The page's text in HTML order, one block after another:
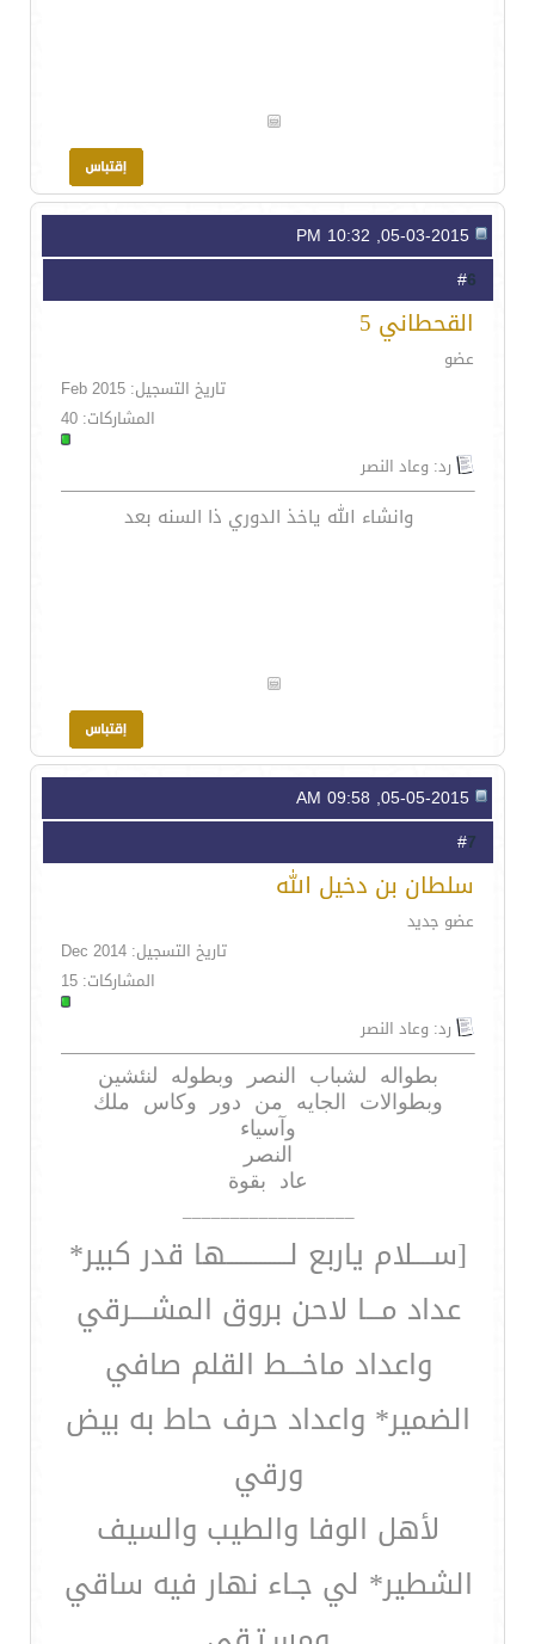
6
القحطاني 5
عضو
تاريخ التسجيل: Feb 2015
المشاركات: 40
رد: وعاد النصر
وانشاء الله ياخذ الدوري ذا السنه بعد
7
سلطان بن دخيل الله
عضو جديد
تاريخ التسجيل: Dec 2014
المشاركات: 15
رد: وعاد النصر
بطواله لشباب النصر وبطوله لنئشين
وبطوالات الجايه من دور وكاس ملك
وآسياء
النصر
عاد بقوة
__________________
[ســــلام ياربع لـــــــــــــها قدر كبير*
عداد مـــا لاحن بروق المشــــرقي
واعداد ماخـــط القلم صافي
الضمير* واعداد حرف حاط به بيض
ورقي
لأهل الوفا والطيب والسيف
الشطير* لي جـاء نهار فيه ساقي